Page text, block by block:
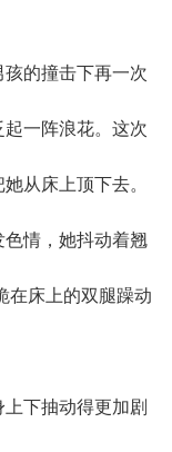
的撞击下再一次
一阵浪花。这次
从床上顶下去。
情，她抖动着翘
在床上的双腿躁动
下抽动得更加剧